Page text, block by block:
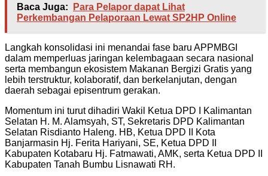
Baca Juga:
Para Pelapor dapat Lihat
Perkembangan Pelaporaan Lewat SP2HP Online
Langkah konsolidasi ini menandai fase baru APPMBGI
dalam memperluas jaringan kelembagaan secara nasional
serta membangun ekosistem Makanan Bergizi Gratis yang
lebih terstruktur, kolaboratif, dan berkelanjutan, dengan
daerah sebagai episentrum gerakan.
Momentum ini turut dihadiri Wakil Ketua DPD I Kalimantan
Selatan H. M. Alamsyah, ST, Sekretaris DPD Kalimantan
Selatan Risdianto Haleng. HB, Ketua DPD II Kota
Banjarmasin Hj. Ferita Hariyani, SE, Ketua DPD II
Kabupaten Kotabaru Hj. Fatmawati, AMK, serta Ketua DPD II
Kabupaten Tanah Bumbu Lisnawati RH.